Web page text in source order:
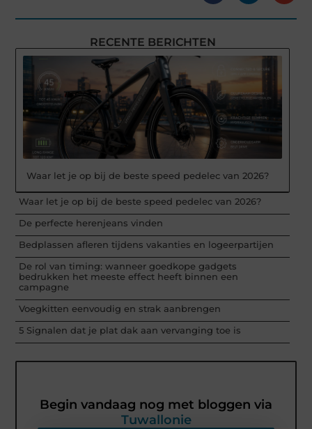
RECENTE BERICHTEN
Waar let je op bij de beste speed pedelec van 2026?
Waar let je op bij de beste speed pedelec van 2026?
De perfecte herenjeans vinden
Bedplassen afleren tijdens vakanties en logeerpartijen
De rol van timing: wanneer goedkope gadgets
bedrukken het meeste effect heeft binnen een
campagne
Voegkitten eenvoudig en strak aanbrengen
5 Signalen dat je plat dak aan vervanging toe is
Begin vandaag nog met bloggen via
Tuwallonie